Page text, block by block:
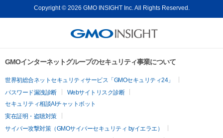
Copyright © 2026 GMO INSIGHT Inc. All Rights Reserved.
GMOインターネットグループのセキュリティ事業について
世界初総合ネットセキュリティサービス「GMOセキュリティ24」
パスワード漏洩診断
Webサイトリスク診断
セキュリティ相談AIチャットボット
実在証明・盗聴対策
サイバー攻撃対策（GMOサイバーセキュリティ byイエラエ）